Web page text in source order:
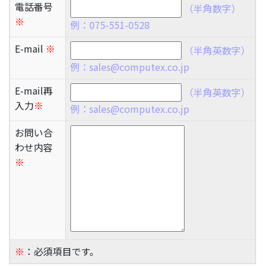
電話番号
※
（半角数字）
例：075-551-0528
E-mail ※
（半角英数字）
例：sales@computex.co.jp
E-mail再
入力※
（半角英数字）
例：sales@computex.co.jp
お問い合
わせ内容
※
※ ：必須項目です。